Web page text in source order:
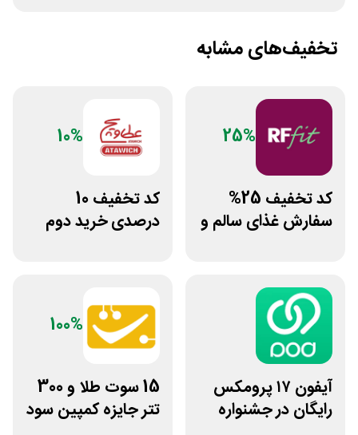
تخفیف‌های مشابه
25%
کد تخفیف 25%
سفارش غذای سالم و
10%
کد تخفیف 10
درصدی خرید دوم
آیفون ۱۷ پرومکس
رایگان در جشنواره
100%
15 سوت طلا و 300
تتر جایزه کمپین سود